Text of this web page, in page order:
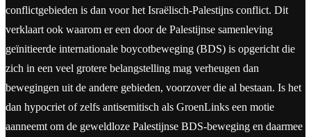
conflictgebieden is dan voor het Israëlisch-Palestijns conflict. Dit
verklaart ook waarom er een door de Palestijnse samenleving
geïnitieerde internationale boycotbeweging (BDS) is opgericht die
zich in een veel grotere belangstelling mag verheugen dan
bewegingen uit de andere gebieden, voorzover die al bestaan. Is het
dan hypocriet of zelfs antisemitisch als GroenLinks een motie
aanneemt om de geweldloze Palestijnse BDS-beweging en daarmee